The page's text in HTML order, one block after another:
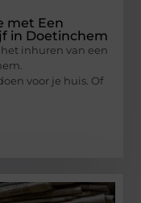
met Een
in Doetinchem
inhuren van een
voor je huis. Of